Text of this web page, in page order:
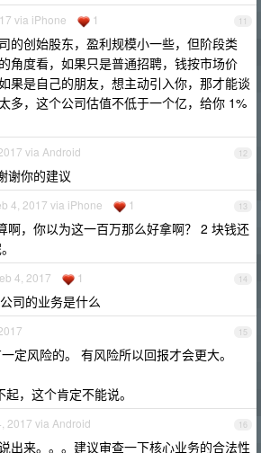
11
via iPhone 1
的创始股东，盈利规模小一些，但阶段类
角度看，如果只是普通招聘，钱按市场价
果是自己的朋友，想主动引入你，那才能谈
多，这个公司估值不低于一个亿，给你 1%
12
via Android
谢你的建议
13
4, 2017 via iPhone 1
啊，你以为这一百万那么好拿啊？ 2 块钱还
14
4, 2017 1
司的业务是什么
15
定风险的。 有风险所以回报才会更大。
起，这个肯定不能说。
16
2017 via Android
出来。。。建议审查一下核心业务的合法性